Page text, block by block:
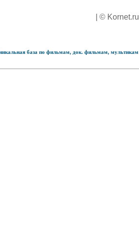
| ©
база по фильмам, док. фильмам,